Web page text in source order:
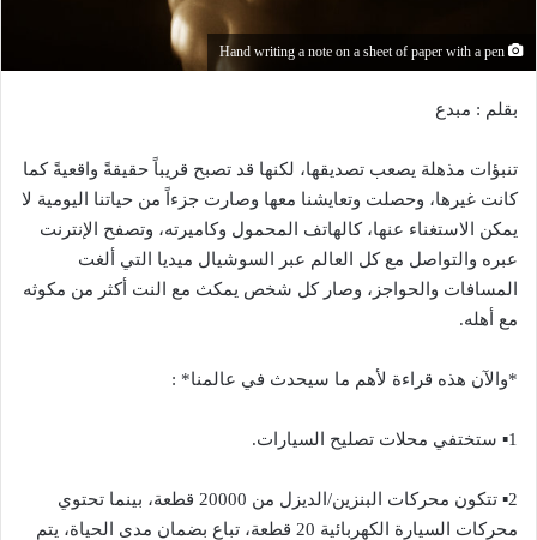
بقلم : مبدع
تنبؤات مذهلة يصعب تصديقها، لكنها قد تصبح قريباً حقيقةً واقعيةً كما
كانت غيرها، وحصلت وتعايشنا معها وصارت جزءاً من حياتنا اليومية لا
يمكن الاستغناء عنها، كالهاتف المحمول وكاميرته، وتصفح الإنترنت
عبره والتواصل مع كل العالم عبر السوشيال ميديا التي ألغت
المسافات والحواجز، وصار كل شخص يمكث مع النت أكثر من مكوثه
مع أهله.
*والآن هذه قراءة لأهم ما سيحدث في عالمنا* :
1▪︎ ستختفي محلات تصليح السيارات.
2▪︎ تتكون محركات البنزين/الديزل من 20000 قطعة، بينما تحتوي
محركات السيارة الكهربائية 20 قطعة، تباع بضمان مدى الحياة، يتم